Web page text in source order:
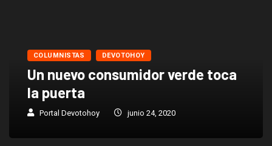
COLUMNISTAS DEVOTOHOY
Un nuevo consumidor verde toca
la puerta
Portal Devotohoy junio 24, 2020